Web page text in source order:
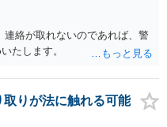
絡が取れないのであれば、警
たします。
りが法に触れる可能